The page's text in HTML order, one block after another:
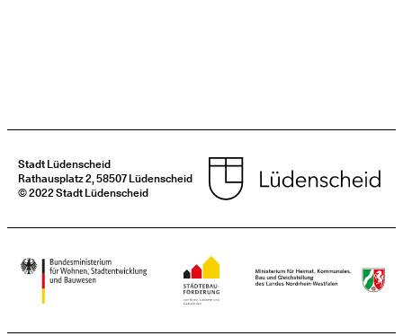
Stadt Lüdenscheid
Rathausplatz 2, 58507 Lüdenscheid
© 2022 Stadt Lüdenscheid